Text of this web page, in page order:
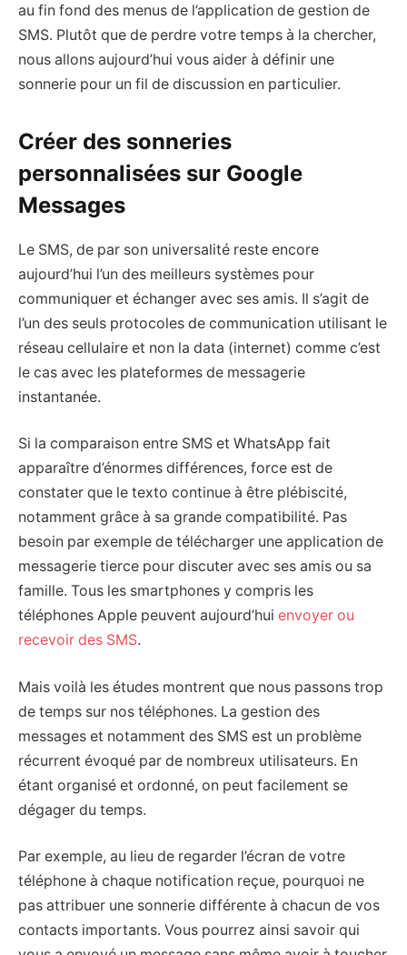
au fin fond des menus de l’application de gestion de
SMS. Plutôt que de perdre votre temps à la chercher,
nous allons aujourd’hui vous aider à définir une
sonnerie pour un fil de discussion en particulier.
Créer des sonneries
personnalisées sur Google
Messages
Le SMS, de par son universalité reste encore
aujourd’hui l’un des meilleurs systèmes pour
communiquer et échanger avec ses amis. Il s’agit de
l’un des seuls protocoles de communication utilisant le
réseau cellulaire et non la data (internet) comme c’est
le cas avec les plateformes de messagerie
instantanée.
Si la comparaison entre SMS et WhatsApp fait
apparaître d’énormes différences, force est de
constater que le texto continue à être plébiscité,
notamment grâce à sa grande compatibilité. Pas
besoin par exemple de télécharger une application de
messagerie tierce pour discuter avec ses amis ou sa
famille. Tous les smartphones y compris les
téléphones Apple peuvent aujourd’hui envoyer ou
recevoir des SMS.
Mais voilà les études montrent que nous passons trop
de temps sur nos téléphones. La gestion des
messages et notamment des SMS est un problème
récurrent évoqué par de nombreux utilisateurs. En
étant organisé et ordonné, on peut facilement se
dégager du temps.
Par exemple, au lieu de regarder l’écran de votre
téléphone à chaque notification reçue, pourquoi ne
pas attribuer une sonnerie différente à chacun de vos
contacts importants. Vous pourrez ainsi savoir qui